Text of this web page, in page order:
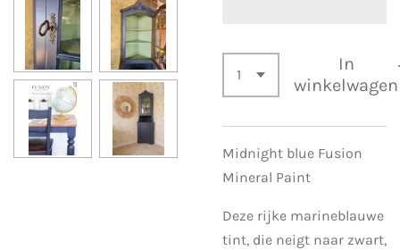
In
winkelwagen
Midnight blue Fusion
Mineral Paint
Deze rijke marineblauwe
tint, die neigt naar zwart,